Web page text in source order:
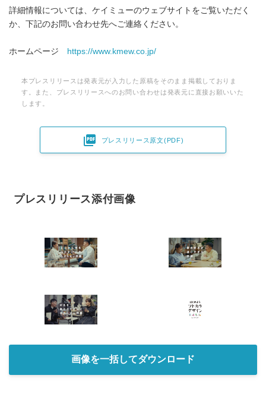
詳細情報については、ケイミューのウェブサイトをご覧いただく
か、下記のお問い合わせ先へご連絡ください。
ホームページ https://www.kmew.co.jp/
本プレスリリースは発表元が入力した原稿をそのまま掲載しておりま
す。また、プレスリリースへのお問い合わせは発表元に直接お願いいた
します。
 プレスリリース原文(PDF)
プレスリリース添付画像
画像を一括してダウンロード